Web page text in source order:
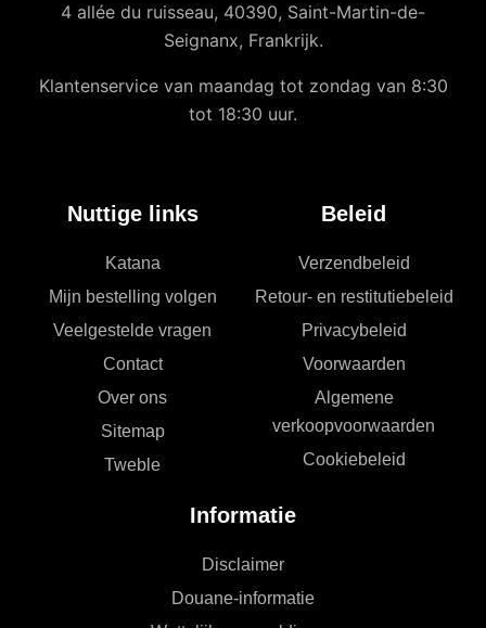
4 allée du ruisseau, 40390, Saint-Martin-de-
Seignanx, Frankrijk.
Klantenservice van maandag tot zondag van 8:30
tot 18:30 uur.
Nuttige links
Katana
Mijn bestelling volgen
Veelgestelde vragen
Contact
Over ons
Sitemap
Tweble
Beleid
Verzendbeleid
Retour- en restitutiebeleid
Privacybeleid
Voorwaarden
Algemene
verkoopvoorwaarden
Cookiebeleid
Informatie
Disclaimer
Douane-informatie